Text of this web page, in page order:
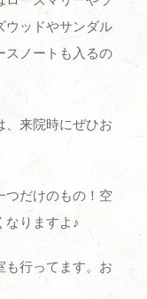
ウッドやサンダル
スノートも入るの
、来院時にぜひお
つだけのもの！空
なりますよ♪
も行ってます。お